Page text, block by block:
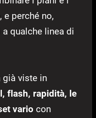
e perché no,
qualche linea di
già viste in
flash, rapidità, le
vario con